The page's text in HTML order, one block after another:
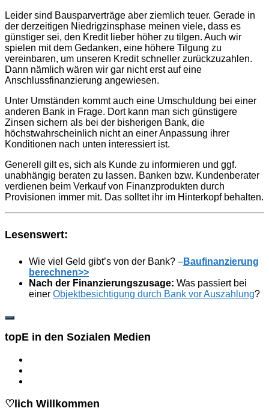
Leider sind Bausparverträge aber ziemlich teuer. Gerade in
der derzeitigen Niedrigzinsphase meinen viele, dass es
günstiger sei, den Kredit lieber höher zu tilgen. Auch wir
spielen mit dem Gedanken, eine höhere Tilgung zu
vereinbaren, um unseren Kredit schneller zurückzuzahlen.
Dann nämlich wären wir gar nicht erst auf eine
Anschlussfinanzierung angewiesen.
Unter Umständen kommt auch eine Umschuldung bei einer
anderen Bank in Frage. Dort kann man sich günstigere
Zinsen sichern als bei der bisherigen Bank, die
höchstwahrscheinlich nicht an einer Anpassung ihrer
Konditionen nach unten interessiert ist.
Generell gilt es, sich als Kunde zu informieren und ggf.
unabhängig beraten zu lassen. Banken bzw. Kundenberater
verdienen beim Verkauf von Finanzprodukten durch
Provisionen immer mit. Das solltet ihr im Hinterkopf behalten.
Lesenswert:
Wie viel Geld gibt’s von der Bank? –Baufinanzierung
berechnen>>
Nach der Finanzierungszusage: Was passiert bei
einer Objektbesichtigung durch Bank vor Auszahlung?
topE in den Sozialen Medien
♡lich Willkommen